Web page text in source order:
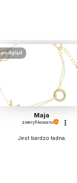
podgląd
Maja
zweryfikowano
Jest bardzo ładna.